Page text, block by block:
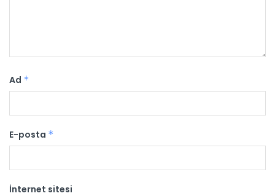
Ad *
E-posta *
İnternet sitesi